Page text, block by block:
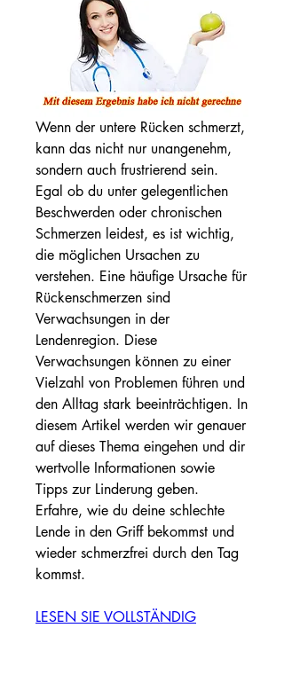
Wenn der untere Rücken schmerzt,
kann das nicht nur unangenehm,
sondern auch frustrierend sein.
Egal ob du unter gelegentlichen
Beschwerden oder chronischen
Schmerzen leidest, es ist wichtig,
die möglichen Ursachen zu
verstehen. Eine häufige Ursache für
Rückenschmerzen sind
Verwachsungen in der
Lendenregion. Diese
Verwachsungen können zu einer
Vielzahl von Problemen führen und
den Alltag stark beeinträchtigen. In
diesem Artikel werden wir genauer
auf dieses Thema eingehen und dir
wertvolle Informationen sowie
Tipps zur Linderung geben.
Erfahre, wie du deine schlechte
Lende in den Griff bekommst und
wieder schmerzfrei durch den Tag
kommst.
LESEN SIE VOLLSTÄNDIG